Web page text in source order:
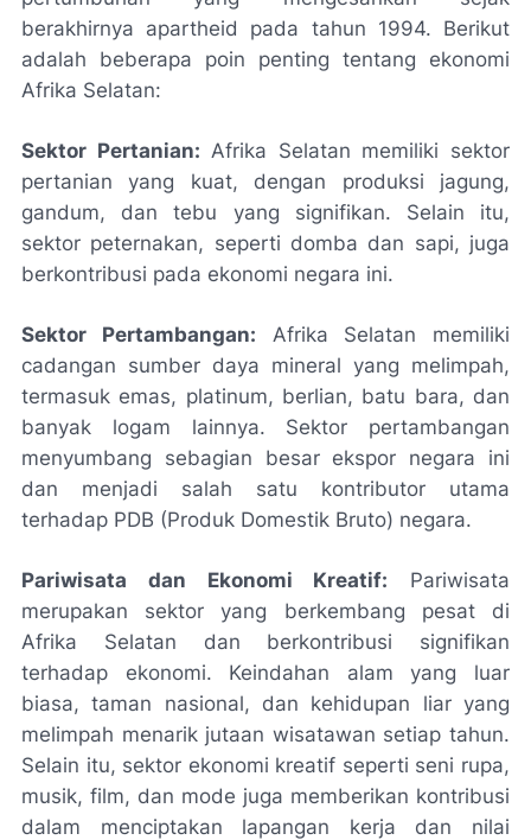
berakhirnya apartheid pada tahun 1994. Berikut
adalah beberapa poin penting tentang ekonomi
Afrika Selatan:
Sektor Pertanian: Afrika Selatan memiliki sektor
pertanian yang kuat, dengan produksi jagung,
gandum, dan tebu yang signifikan. Selain itu,
sektor peternakan, seperti domba dan sapi, juga
berkontribusi pada ekonomi negara ini.
Sektor Pertambangan: Afrika Selatan memiliki
cadangan sumber daya mineral yang melimpah,
termasuk emas, platinum, berlian, batu bara, dan
banyak logam lainnya. Sektor pertambangan
menyumbang sebagian besar ekspor negara ini
dan menjadi salah satu kontributor utama
terhadap PDB (Produk Domestik Bruto) negara.
Pariwisata dan Ekonomi Kreatif: Pariwisata
merupakan sektor yang berkembang pesat di
Afrika Selatan dan berkontribusi signifikan
terhadap ekonomi. Keindahan alam yang luar
biasa, taman nasional, dan kehidupan liar yang
melimpah menarik jutaan wisatawan setiap tahun.
Selain itu, sektor ekonomi kreatif seperti seni rupa,
musik, film, dan mode juga memberikan kontribusi
dalam menciptakan lapangan kerja dan nilai